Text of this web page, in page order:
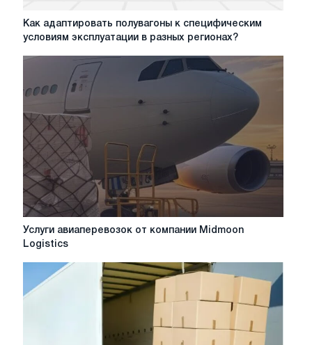
Как
к
специфическим
условиям
эксплуатации
в
разных
регионах?
Как адаптировать полувагоны к специфическим
условиям эксплуатации в разных регионах?
Услуги
авиаперевозок
компании
Midmoon
Logistics
Услуги авиаперевозок от компании Midmoon
Logistics